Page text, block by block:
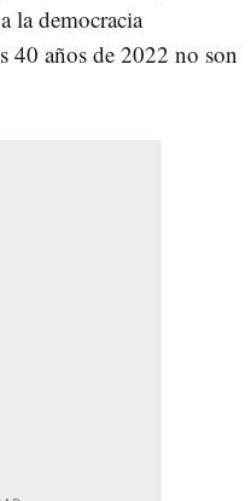
la democracia
40 años de 2022 no son